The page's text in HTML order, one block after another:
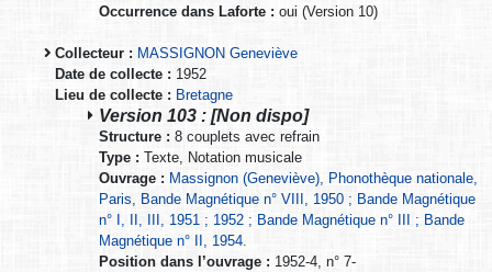
Occurrence dans Laforte : oui (Version 10)
Collecteur : MASSIGNON Geneviève
Date de collecte : 1952
Lieu de collecte : Bretagne
Version 103 : [Non dispo]
Structure : 8 couplets avec refrain
Type : Texte, Notation musicale
Ouvrage : Massignon (Geneviève), Phonothèque nationale,
Paris, Bande Magnétique n° VIII, 1950 ; Bande Magnétique
n° I, II, III, 1951 ; 1952 ; Bande Magnétique n° III ; Bande
Magnétique n° II, 1954.
Position dans l’ouvrage : 1952-4, n° 7-